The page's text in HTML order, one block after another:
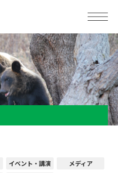
イベント・講演
メディア